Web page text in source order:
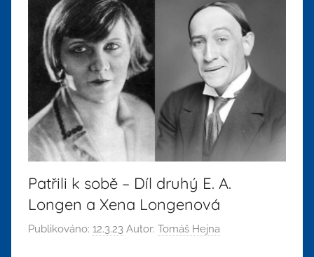
Patřili k sobě – Díl druhý E. A.
Longen a Xena Longenová
Publikováno: 12.3.23 Autor: Tomáš Hejna